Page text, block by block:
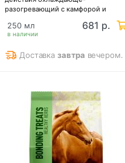
разогревающий с камфорой и
в наличии
250 мл 681 р.
Доставказавтра вечером.